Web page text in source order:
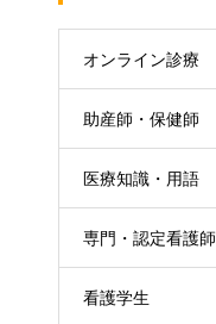
オンライン診療
助産師・保健師
医療知識・用語
専門・認定看護師
看護学生